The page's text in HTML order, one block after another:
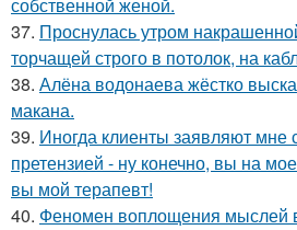
37. Проснулась утром
торчащей строго в потолок, на
38. Алёна водонаева жёстко
макана.
39. Иногда клиенты заявляют мне
претензией - ну конечно, вы на
вы мой терапевт!
40. Феномен воплощения мыслей